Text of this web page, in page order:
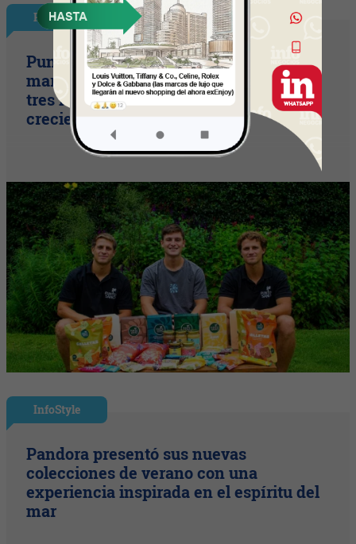
Plus
Punto Sano acelera a tres cifras (la
marca duplicó sus ventas y ya prepara
tres lanzamientos para seguir
creciendo)
InfoStyle
Pandora presentó sus nuevas
colecciones de verano con una
experiencia inspirada en el espíritu del
mar